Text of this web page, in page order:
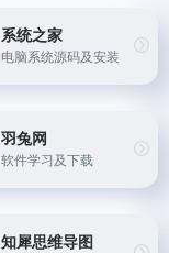
系统之家
电脑系统源码及安装
羽兔网
软件学习及下载
知犀思维导图